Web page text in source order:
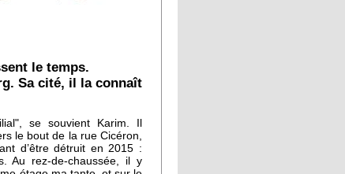
le temps.
Sa cité, il la connaît
se souvient Karim. Il
le bout de la rue Cicéron,
d’être détruit en 2015 :
Au rez-de-chaussée, il y